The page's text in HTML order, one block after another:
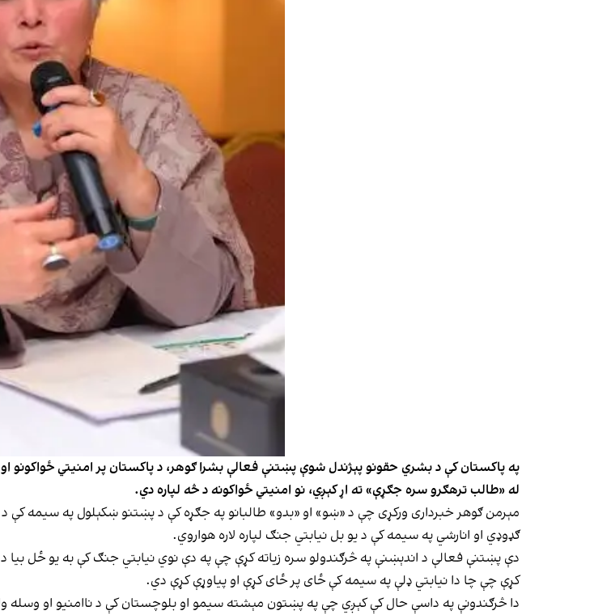
په پاکستان کې د بشري حقونو پېژندل شوې پښتنې فعالې بشرا ګوهر، د پاکستان پر امنیتي
له «طالب ترهګرو سره جګړې» ته اړ کېږي، نو امنیتي ځواکونه د څه لپاره دي.
مېرمن ګوهر خبرداری ورکړی چې د «ښو» او «بدو» طالبانو په جګړه کې د پښتنو ښکېلول په سیمه
ګډوډي او انارشي په سیمه کې د یو بل نیابتي جنګ لپاره لاره هواروي.
دې پښتنې فعالې د اندېښنې په څرګندولو سره زیاته کړې چې په دې نوي نیابتي جنګ کې به یو ځل
کړې چې چا دا نیابتي ډلې په سیمه کې ځای پر ځای کړې او پیاوړې کړې دي.
دا څرګندونې په داسې حال کې کېږي چې په پښتون مېشته سیمو او بلوچستان کې د ناامنیو او وسله